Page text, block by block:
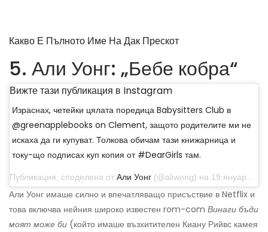
Какво Е Пълното Име На Дак Прескот
5. Али Уонг: „Бебе кобра“
Вижте тази публикация в Instagram
Израснах, четейки цялата поредица Babysitters Club в
@greenapplebooks on Clement, защото родителите ми не
искаха да ги купуват. Толкова обичам тази книжарница и
току-що подписах куп копия от #DearGirls там.
Публикация, споделена от Али Уонг (@aliwong) на 19 януари 2020 г. от 10:30 ч. PST
Али Уонг имаше силно и впечатляващо присъствие в Netflix и
това включва нейния широко известен rom-com Винаги бъди
моят може би (който имаше възхитителен Киану Рийвс камея